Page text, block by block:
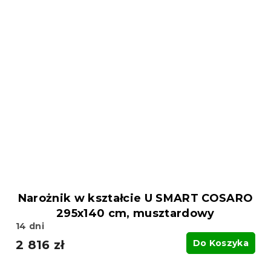
Narożnik w kształcie U SMART COSARO
295x140 cm, musztardowy
14 dni
2 816 zł Do Koszyka